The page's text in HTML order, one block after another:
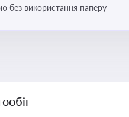
без використання паперу